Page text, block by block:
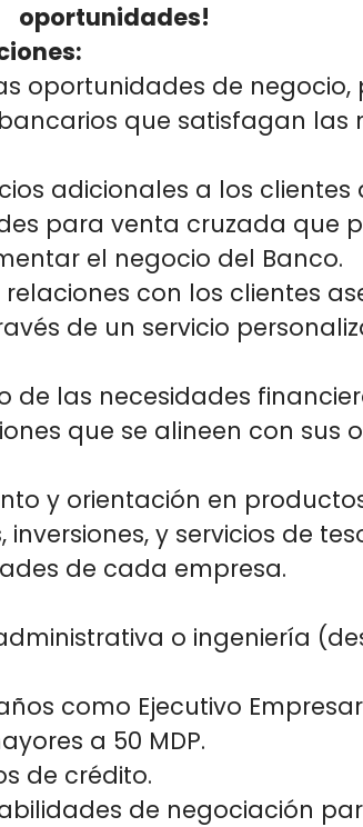
oportunidades!
oportunidades de negocio,
que satisfagan las
adicionales a los clientes
para venta cruzada que
el negocio del Banco.
con los clientes
de un servicio
de las necesidades
que se alineen con sus
y orientación en
y servicios de
de cada empresa.
o ingeniería
como Ejecutivo
a 50 MDP.
de crédito.
de negociación